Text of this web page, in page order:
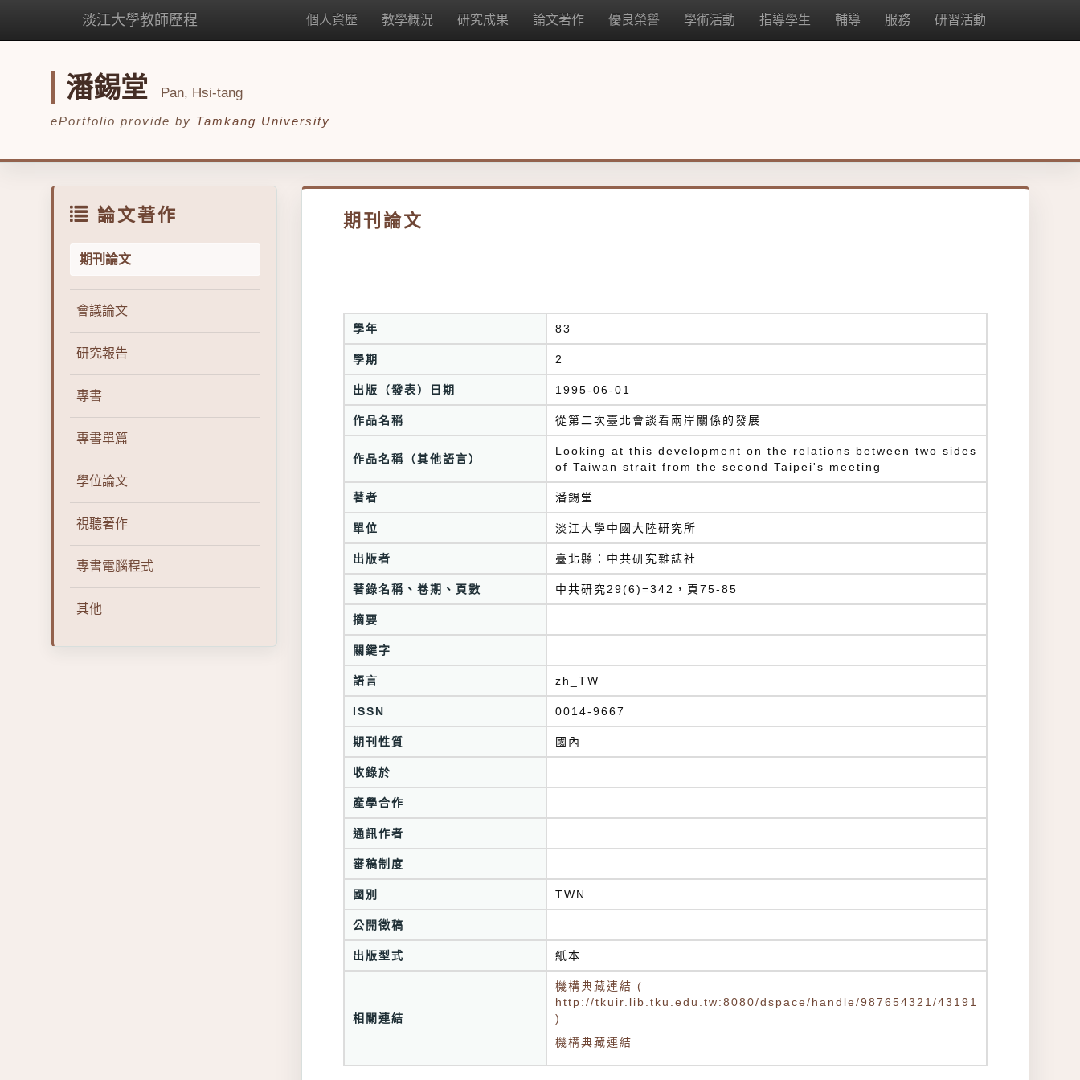
淡江大學教師歷程 個人資歷 教學概況 研究成果 論文著作 優良榮譽 學術活動 指導學生 輔導 服務 研習活動
潘錫堂 Pan, Hsi-tang
ePortfolio provide by Tamkang University
論文著作
期刊論文
會議論文
研究報告
專書
專書單篇
學位論文
視聽著作
專書電腦程式
其他
期刊論文
學年 83
學期 2
出版（發表）日期 1995-06-01
作品名稱 從第二次臺北會談看兩岸關係的發展
作品名稱（其他語言）
Looking at this development on the relations between two sides
of Taiwan strait from the second Taipei's meeting
著者 潘錫堂
單位 淡江大學中國大陸研究所
出版者 臺北縣：中共研究雜誌社
著錄名稱、卷期、頁數 中共研究29(6)=342，頁75-85
摘要
關鍵字
語言 zh_TW
ISSN 0014-9667
期刊性質 國內
收錄於
產學合作
通訊作者
審稿制度
國別 TWN
公開徵稿
出版型式 紙本
相關連結
機構典藏連結 (
http://tkuir.lib.tku.edu.tw:8080/dspace/handle/987654321/43191
)
機構典藏連結